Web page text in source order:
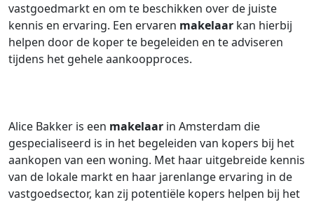
vastgoedmarkt en om te beschikken over de juiste
kennis en ervaring. Een ervaren makelaar kan hierbij
helpen door de koper te begeleiden en te adviseren
tijdens het gehele aankoopproces.
Alice Bakker is een makelaar in Amsterdam die
gespecialiseerd is in het begeleiden van kopers bij het
aankopen van een woning. Met haar uitgebreide kennis
van de lokale markt en haar jarenlange ervaring in de
vastgoedsector, kan zij potentiële kopers helpen bij het